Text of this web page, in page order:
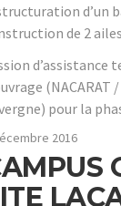
d’un
de 2
d’assistance
(NACARAT
pour la
2016